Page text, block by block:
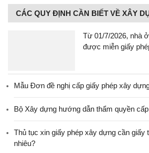
CÁC QUY ĐỊNH CẦN BIẾT VỀ XÂY
Từ 01/7/2026, nhà
được miễn giấy
Mẫu Đơn đề nghị cấp giấy phép xây
Bộ Xây dựng hướng dẫn thẩm quyền
Thủ tục xin giấy phép xây dựng cần giấy
nhiêu?